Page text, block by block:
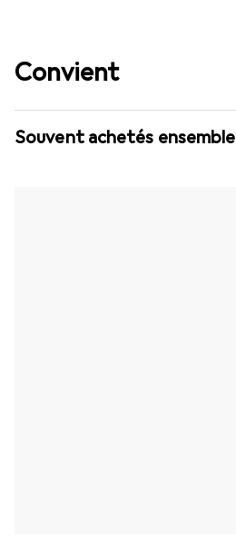
Convient
Souvent achetés ensemble